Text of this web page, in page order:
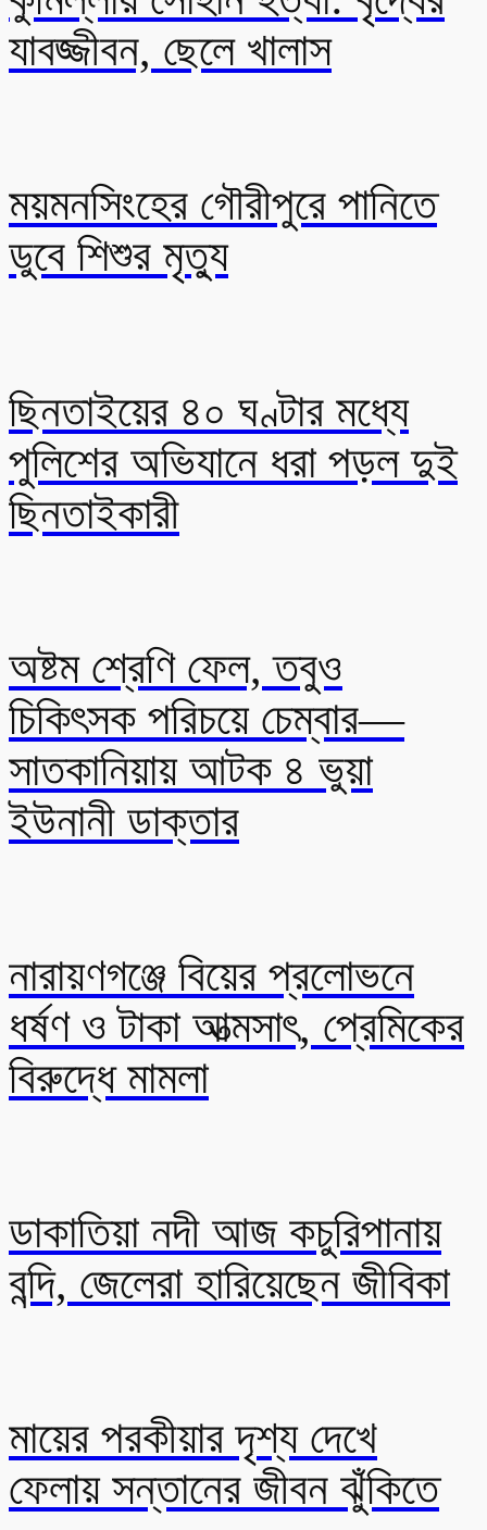
যাবজ্জীবন, ছেলে খালাস
ময়মনসিংহের গৌরীপুরে পানিতে
ডুবে শিশুর মৃত্যু
ছিনতাইয়ের ৪০ ঘণ্টার মধ্যে
পুলিশের অভিযানে ধরা পড়ল দুই
ছিনতাইকারী
অষ্টম শ্রেণি ফেল, তবুও
চিকিৎসক পরিচয়ে চেম্বার—
সাতকানিয়ায় আটক ৪ ভুয়া
ইউনানী ডাক্তার
নারায়ণগঞ্জে বিয়ের প্রলোভনে
ধর্ষণ ও টাকা আত্মসাৎ, প্রেমিকের
বিরুদ্ধে মামলা
ডাকাতিয়া নদী আজ কচুরিপানায়
বন্দি, জেলেরা হারিয়েছেন জীবিকা
মায়ের পরকীয়ার দৃশ্য দেখে
ফেলায় সন্তানের জীবন ঝুঁকিতে